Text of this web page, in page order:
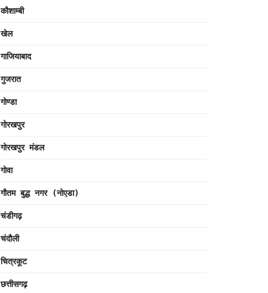
कौशाम्बी
खेल
गाजियाबाद
गुजरात
गोण्डा
गोरखपुर
गोरखपुर मंडल
गोवा
गौतम बुद्ध नगर (नोएडा)
चंडीगढ़
चंदौली
चित्रकूट
छत्तीसगढ़